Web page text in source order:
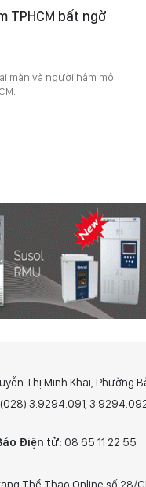
TPHCM bất ngờ
màn và người hâm mộ
Thị Minh Khai, Phường
(028) 3.9294.091,
Điện tử: 08 65 11 22 55